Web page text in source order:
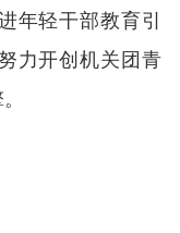
年轻干部教育引
力开创机关团青